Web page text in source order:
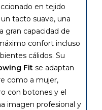
en tejido
tacto suave, una
gran capacidad de
confort incluso
cálidos. Su
Fit se adaptan
como a mujer,
con botones y el
imagen profesional y